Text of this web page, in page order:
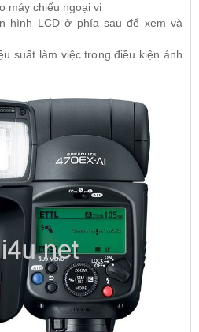
máy chiếu ngoại vi
hình LCD ở phía sau để xem và
suất làm việc trong điều kiện ánh